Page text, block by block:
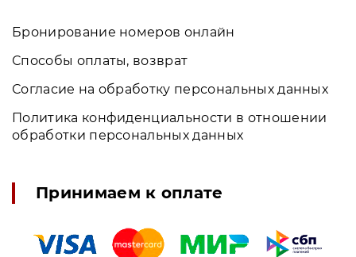
Бронирование номеров онлайн
Способы оплаты, возврат
Согласие на обработку персональных данных
Политика конфиденциальности в отношении
обработки персональных данных
Принимаем к оплате